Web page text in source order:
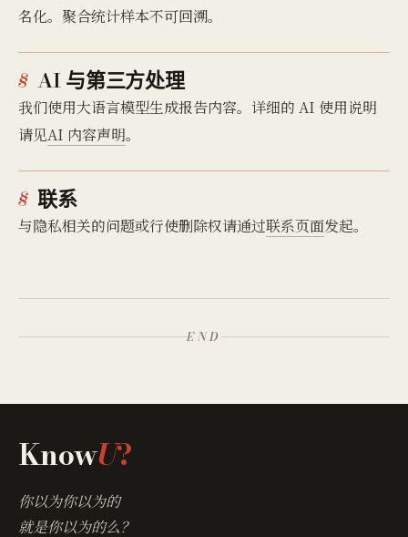
名化。聚合统计样本不可回溯。
AI 与第三方处理
我们使用大语言模型生成报告内容。详细的 AI 使用说明
请见AI 内容声明。
联系
与隐私相关的问题或行使删除权请通过联系页面发起。
END
KnowU?
你以为你以为的
就是你以为的么？